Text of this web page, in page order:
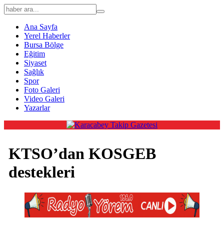
Ana Sayfa
Yerel Haberler
Bursa Bölge
Eğitim
Siyaset
Sağlık
Spor
Foto Galeri
Video Galeri
Yazarlar
KTSO’dan KOSGEB
destekleri